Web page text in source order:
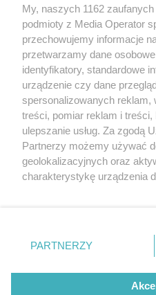
2 / 5
Pocisk1
Wydawca mediów lokalnych
Nie zapomnij
zapoznać się z:
polityką prywatności
Twojemiasto
Piekary Śląskie
Chorzów
Tarnowskie Góry
Gliwice
My, naszych 1162
podmioty z Media Operator
przechowujemy informacje
przetwarzamy dane
identyfikatory, standardowe
urządzenie czy dane
spersonalizowanych reklam,
treści, pomiar reklam i treści,
ulepszanie usług. Za zgodą
Partnerzy możemy używać
geolokalizacyjnych oraz
charakterystykę urządzenia
zmienić/wycofać klikając
znajdujący się w lewym
rodzaje przetwarzania
użytkownika, ale masz
PARTNERZY